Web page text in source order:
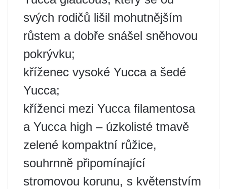
svých rodičů lišil mohutnějším
růstem a dobře snášel sněhovou
pokrývku;
kříženec vysoké Yucca a šedé
Yucca;
kříženci mezi Yucca filamentosa
a Yucca high – úzkolisté tmavě
zelené kompaktní růžice,
souhrnně připomínající
stromovou korunu, s květenstvím